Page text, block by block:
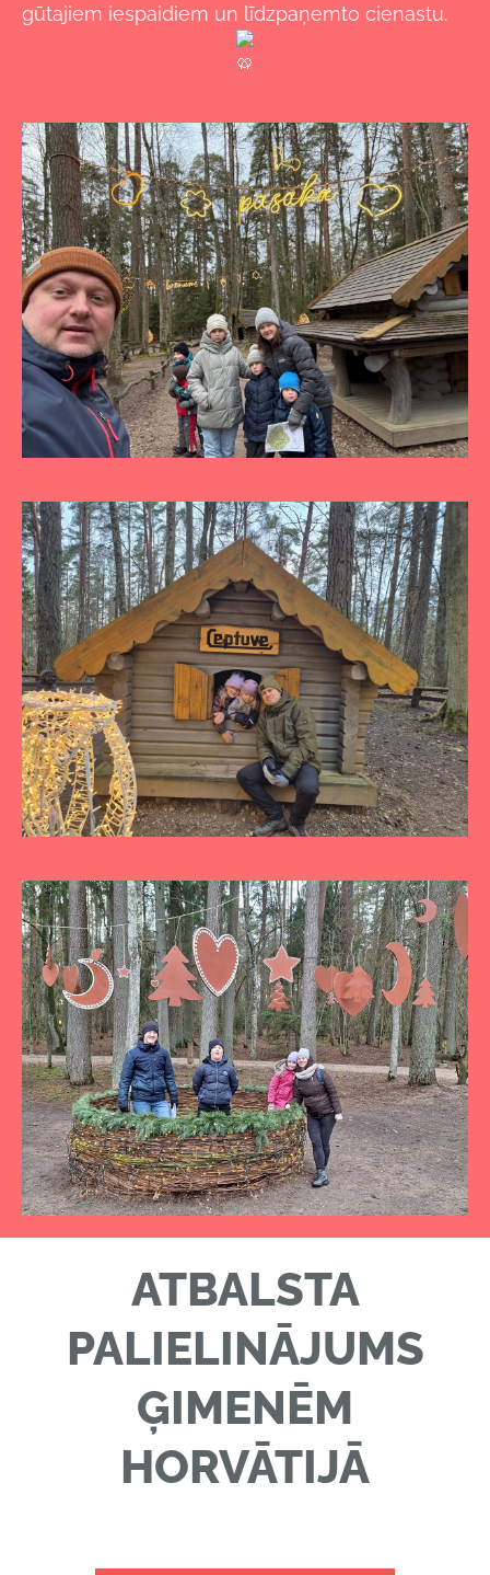
gūtajiem iespaidiem un līdzpaņemto cienastu.
ATBALSTA
PALIELINĀJUMS
ĢIMENĒM
HORVĀTIJĀ